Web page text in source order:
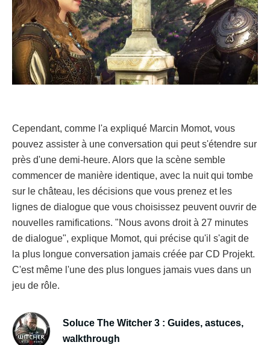
Cependant, comme l'a expliqué Marcin Momot, vous
pouvez assister à une conversation qui peut s'étendre sur
près d'une demi-heure. Alors que la scène semble
commencer de manière identique, avec la nuit qui tombe
sur le château, les décisions que vous prenez et les
lignes de dialogue que vous choisissez peuvent ouvrir de
nouvelles ramifications. "Nous avons droit à 27 minutes
de dialogue", explique Momot, qui précise qu'il s'agit de
la plus longue conversation jamais créée par CD Projekt.
C'est même l'une des plus longues jamais vues dans un
jeu de rôle.
Soluce The Witcher 3 : Guides, astuces,
walkthrough